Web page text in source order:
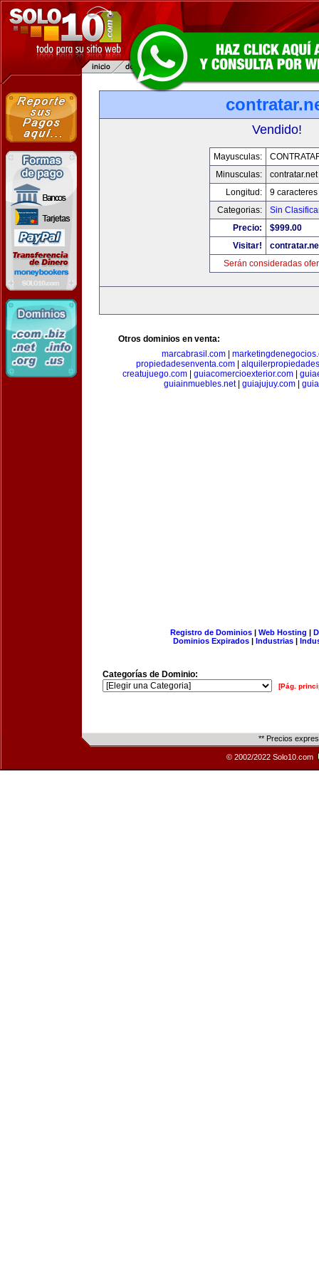
Vendido!
Mayusculas:
Minusculas:
contratar.net
Longitud:
9 caracteres
Categorias:
Sin
Precio:
$999.00
Visitar!
Serán consideradas
Otros dominios en venta:
marcabrasil.com
propiedadesenventa.com
creatujuego.com| guiacomercioexterior.com|
guiainmuebles.net| guiajujuy.com|
Registro de Dominios| Web Hosting |
Dominios Expirados | Industrias |
Categorías de Dominio:
[Pág.
** Precios
© 2002/2022 Solo10.com